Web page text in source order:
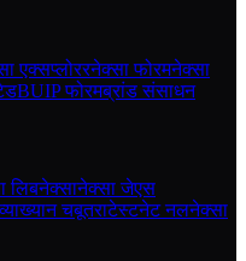
एक्सप्लोररनेक्सा फोरमनेक्सा
BUIP फोरमब्रांड संसाधन
लिबनेक्सानेक्सा जेएस
व्याख्यान चबूतराटेस्टनेट नलनेक्सा